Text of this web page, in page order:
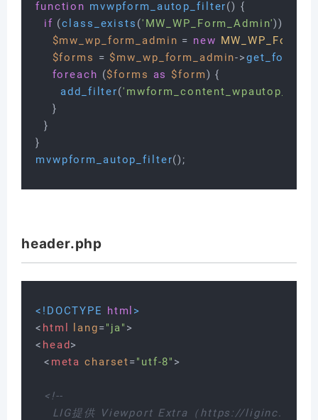
function mvwpform_autop_filter() {
if (class_exists ('MW_WP_Form_Admin')) {
$mw_wp_form_admin = new
$forms = $mw_wp_form_admin->get_forms
foreach ($forms as $form) {
add_filter('mwform_content_wpautop_mw-
    }
  }
mvwpform_autop_filter
header.php
<!DOCTYPE html >
< html lang="ja" >
< head>
< meta charset="utf-8" >
<!--
LIG提供 Viewport Extra（https://